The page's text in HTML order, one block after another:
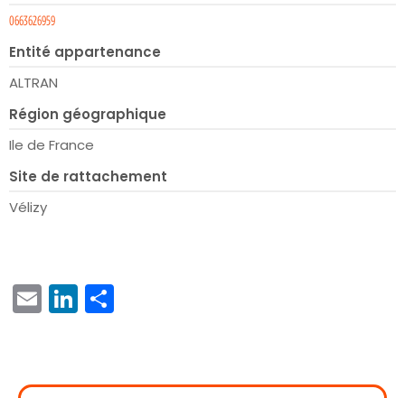
0663626959
Entité appartenance
ALTRAN
Région géographique
Ile de France
Site de rattachement
Vélizy
EMAIL LINKEDIN